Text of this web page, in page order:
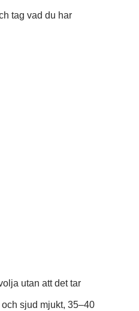
tag vad du har
utan att det tar
sjud mjukt, 35–40